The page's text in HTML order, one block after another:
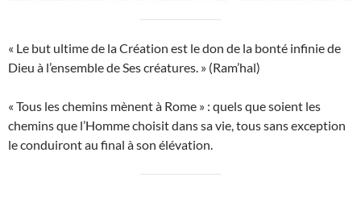
« Le but ultime de la Création est le don de la bonté infinie de
Dieu à l’ensemble de Ses créatures. » (Ram’hal)
« Tous les chemins mènent à Rome » : quels que soient les
chemins que l’Homme choisit dans sa vie, tous sans exception
le conduiront au final à son élévation.